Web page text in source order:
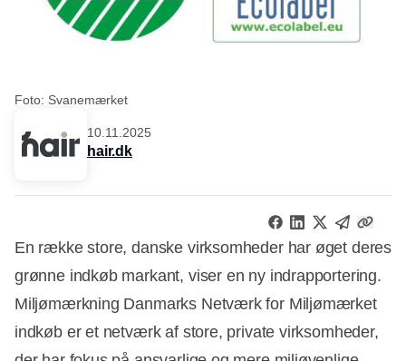
Foto: Svanemærket
10.11.2025
hair.dk
En række store, danske virksomheder har øget deres
grønne indkøb markant, viser en ny indrapportering.
Miljømærkning Danmarks Netværk for Miljømærket
indkøb er et netværk af store, private virksomheder,